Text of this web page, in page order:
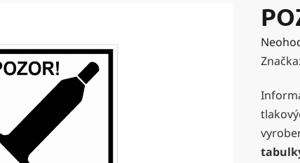
je
0,0
z
5
Značka: